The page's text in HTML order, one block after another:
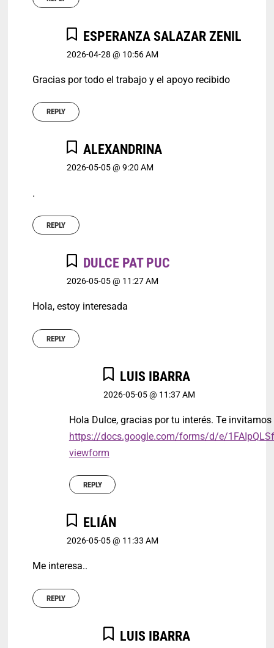
ESPERANZA SALAZAR ZENIL
2026-04-28 @ 10:56 AM
Gracias por todo el trabajo y el apoyo recibido
REPLY
ALEXANDRINA
2026-05-05 @ 9:20 AM
.
REPLY
DULCE PAT PUC
2026-05-05 @ 11:27 AM
Hola, estoy interesada
REPLY
LUIS IBARRA
2026-05-05 @ 11:37 AM
Hola Dulce, gracias por tu interés. Te
https://docs.google.com/forms/d/e/
viewform
REPLY
ELIÁN
2026-05-05 @ 11:33 AM
Me interesa..
REPLY
LUIS IBARRA